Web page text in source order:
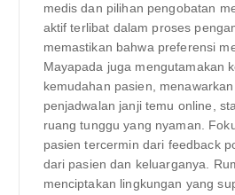
medis dan pilihan pengobatan
aktif terlibat dalam proses
memastikan bahwa preferensi
Mayapada juga mengutamakan
kemudahan pasien,
penjadwalan janji temu online,
ruang tunggu yang nyaman.
pasien tercermin dari feedback
dari pasien dan keluarganya.
menciptakan lingkungan yang